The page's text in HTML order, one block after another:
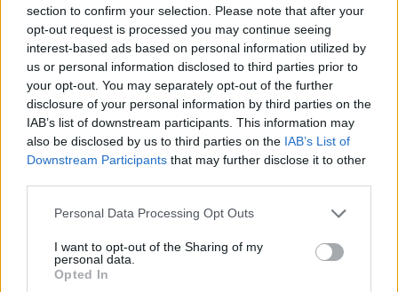
section to confirm your selection. Please note that after your
opt-out request is processed you may continue seeing
interest-based ads based on personal information utilized by
us or personal information disclosed to third parties prior to
your opt-out. You may separately opt-out of the further
disclosure of your personal information by third parties on the
IAB’s list of downstream participants. This information may
also be disclosed by us to third parties on the IAB’s List of
Downstream Participants that may further disclose it to other
Please note that this website/app uses one or more Google
not limited to your visit or usage behaviour. You may click to
grant or deny consent to Google and its third-party tags to
use your data for below specified purposes in below Google
Personal Data Processing Opt Outs
I want to opt-out of the Sharing of my
personal data.
Opted In
Niccolò Conforti · 6 Ago 2026
INVESTIMENTI